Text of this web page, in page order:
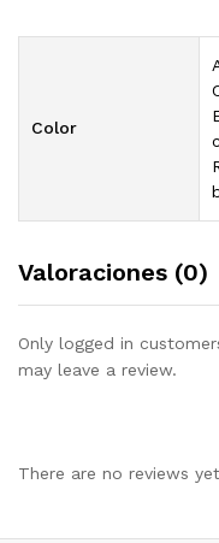
Color
Valoraciones (0)
Only logged in
may leave a review.
There are no reviews